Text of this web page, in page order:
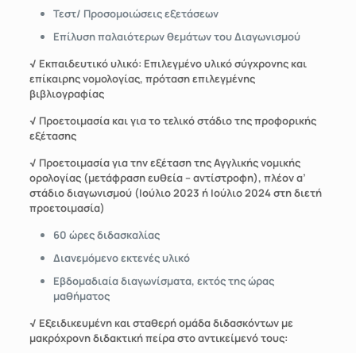
Τεστ/ Προσομοιώσεις εξετάσεων
Επίλυση παλαιότερων θεμάτων του Διαγωνισμού
√ Εκπαιδευτικό υλικό: Επιλεγμένο υλικό σύγχρονης και
επίκαιρης νομολογίας, πρόταση επιλεγμένης
βιβλιογραφίας
√ Προετοιμασία και για το τελικό στάδιο της προφορικής
εξέτασης
√ Προετοιμασία για την εξέταση της Αγγλικής νομικής
ορολογίας (μετάφραση ευθεία – αντίστροφη), πλέον α’
στάδιο διαγωνισμού (Ιούλιο 2023 ή Ιούλιο 2024 στη διετή
προετοιμασία)
60 ώρες διδασκαλίας
Διανεμόμενο εκτενές υλικό
Εβδομαδιαία διαγωνίσματα, εκτός της ώρας
μαθήματος
√ Εξειδικευμένη και σταθερή ομάδα διδασκόντων με
μακρόχρονη διδακτική πείρα στο αντικείμενό τους: